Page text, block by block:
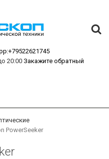
20:00 Закажите обратный
PowerSeeker